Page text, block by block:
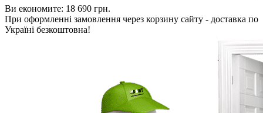
Ви економите: 18 690 грн.
При оформленні замовлення через корзину сайту - доставка по
Україні безкоштовна!